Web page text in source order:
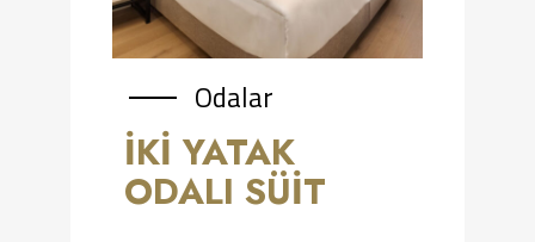
Odalar
İKI YATAK
ODALI SÜIT